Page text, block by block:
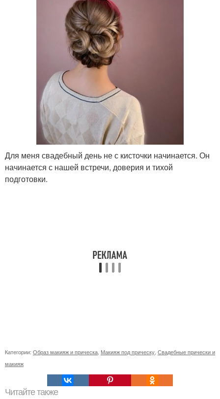
Для меня свадебный день не с кисточки начинается. Он
начинается с нашей встречи, доверия и тихой
подготовки.
Категории: Образ макияж и прическа Макияж под прическу Свадебные прически и
макияж
Читайте также